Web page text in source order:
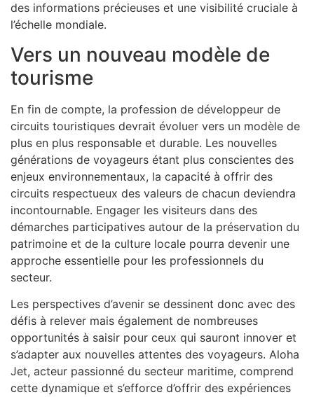
des informations précieuses et une visibilité cruciale à
l’échelle mondiale.
Vers un nouveau modèle de
tourisme
En fin de compte, la profession de développeur de
circuits touristiques devrait évoluer vers un modèle de
plus en plus responsable et durable. Les nouvelles
générations de voyageurs étant plus conscientes des
enjeux environnementaux, la capacité à offrir des
circuits respectueux des valeurs de chacun deviendra
incontournable. Engager les visiteurs dans des
démarches participatives autour de la préservation du
patrimoine et de la culture locale pourra devenir une
approche essentielle pour les professionnels du
secteur.
Les perspectives d’avenir se dessinent donc avec des
défis à relever mais également de nombreuses
opportunités à saisir pour ceux qui sauront innover et
s’adapter aux nouvelles attentes des voyageurs. Aloha
Jet, acteur passionné du secteur maritime, comprend
cette dynamique et s’efforce d’offrir des expériences